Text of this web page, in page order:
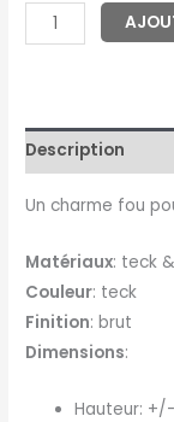
Description
Un charme fou
Matériaux: teck
Couleur: teck
Finition: brut
Dimensions:
Hauteur: